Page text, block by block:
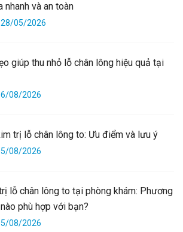
nhanh và an toàn
28/05/2026
giúp thu nhỏ lỗ chân lông hiệu quả tại
08/2026
trị lỗ chân lông to: Ưu điểm và lưu ý
08/2026
lỗ chân lông to tại phòng khám: Phương
phù hợp với bạn?
08/2026